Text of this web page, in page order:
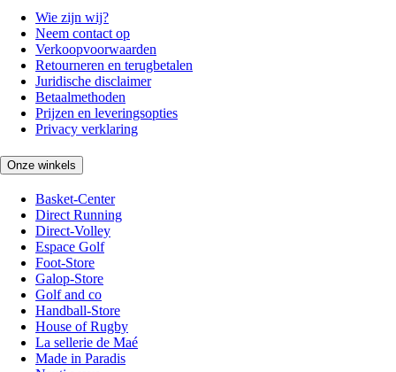
Wie zijn wij?
Neem contact op
Verkoopvoorwaarden
Retourneren en terugbetalen
Juridische disclaimer
Betaalmethoden
Prijzen en leveringsopties
Privacy verklaring
Onze winkels
Basket-Center
Direct Running
Direct-Volley
Espace Golf
Foot-Store
Galop-Store
Golf and co
Handball-Store
House of Rugby
La sellerie de Maé
Made in Paradis